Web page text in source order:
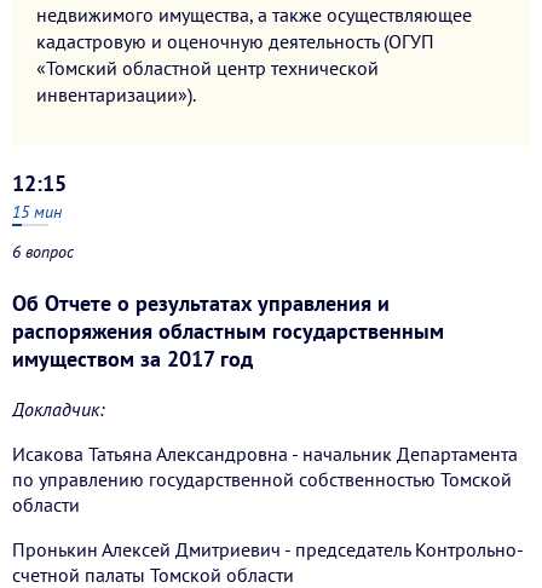
недвижимого имущества, а также осуществляющее
кадастровую и оценочную деятельность (ОГУП
«Томский областной центр технической
инвентаризации»).
12:15
15мин
6 вопрос
Об Отчете о результатах управления и
распоряжения областным государственным
имуществом за 2017 год
Докладчик:
Исакова Татьяна Александровна - начальник Департамента
по управлению государственной собственностью Томской
области
Пронькин Алексей Дмитриевич - председатель Контрольно-
счетной палаты Томской области